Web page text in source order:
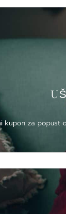
kupon za popust